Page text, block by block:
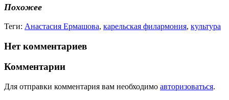
Похожее
Теги: Анастасия Ермашова, карельская филармония, культура
Нет комментариев
Комментарии
Для отправки комментария вам необходимо авторизоваться.